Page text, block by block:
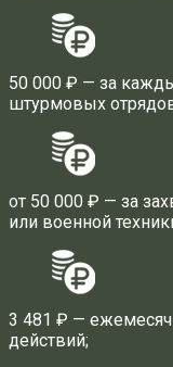
50 000 ₽ — за
штурмовых
от 50 000 ₽ — за
или военной
3 481 ₽ —
действий;